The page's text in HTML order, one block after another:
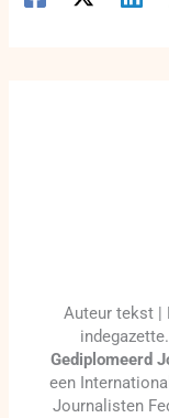
Auteur tekst |
Gediplomeerd
een
Journalisten